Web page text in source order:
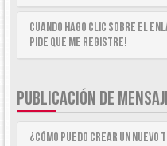
Cuando hago clic sobre el
pide que me registre!
PUBLICACIÓN DE
¿Cómo puedo crear un